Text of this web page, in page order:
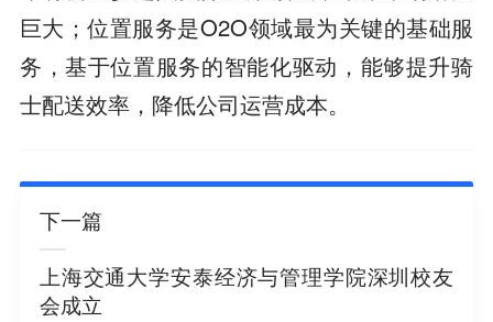
巨大；位置服务是O2O领域最为关键的基础服
务，基于位置服务的智能化驱动，能够提升骑
士配送效率，降低公司运营成本。
下一篇
上海交通大学安泰经济与管理学院深圳校友
会成立